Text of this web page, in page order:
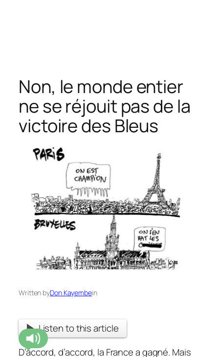
Non, le monde entier
ne se réjouit pas de la
victoire des Bleus
Written byDon Kayembein
Listen to this article
D’accord, d’accord, la France a gagné. Mais